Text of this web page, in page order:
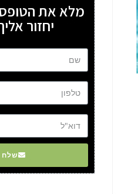
מלא את
יחזור
שלח